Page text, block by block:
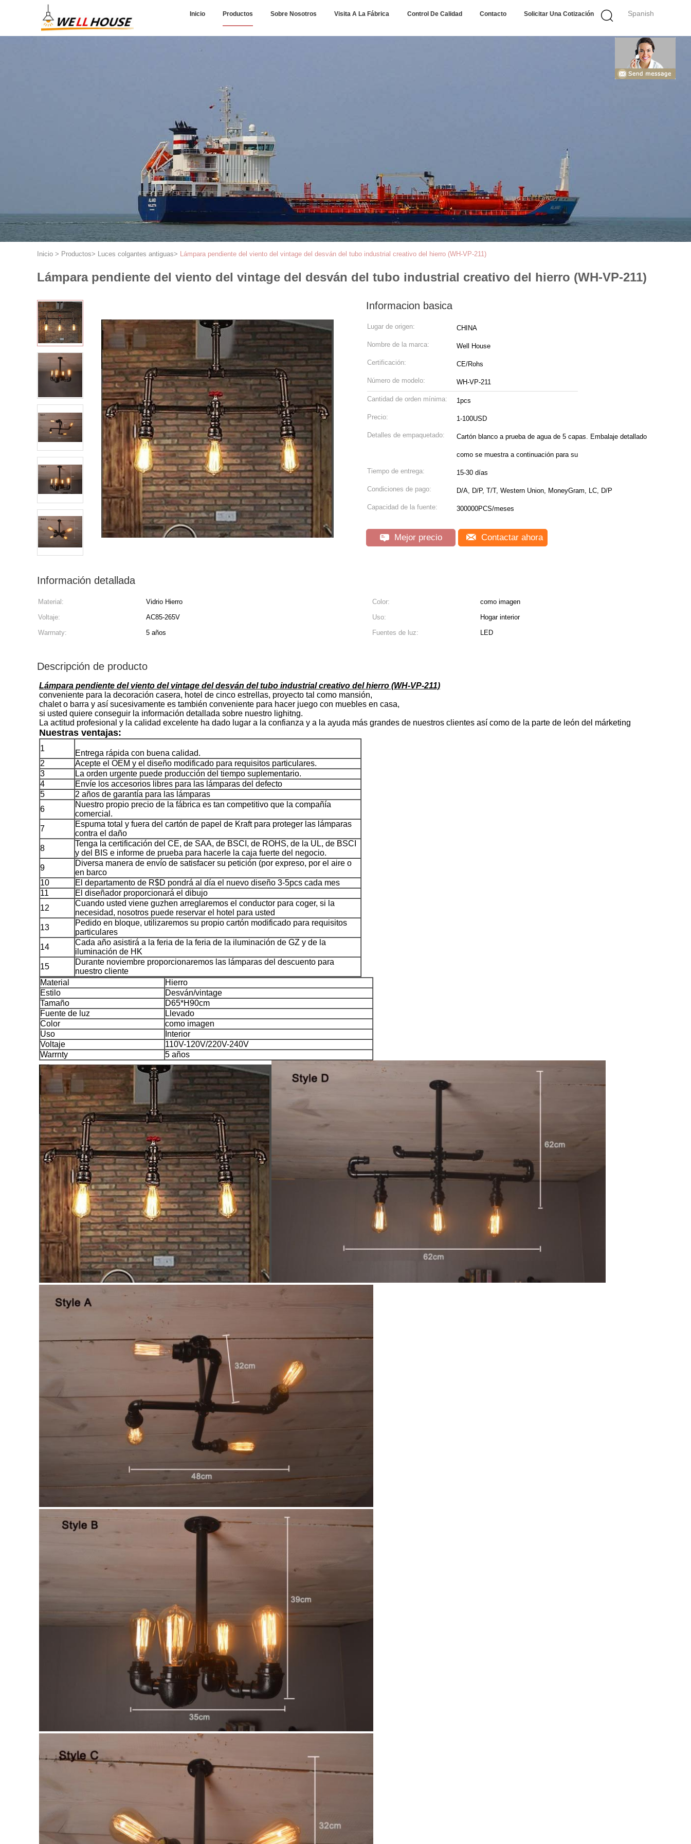
Spanish
Inicio Productos Sobre Nosotros Visita A La Fábrica Control De Calidad Contacto Solicitar Una Cotización
Inicio > Productos> Luces colgantes antiguas> Lámpara pendiente del viento del vintage del desván del tubo industrial creativo del hierro (WH-VP-211)
Lámpara pendiente del viento del vintage del desván del tubo industrial creativo del hierro (WH-VP-211)
Informacion basica
Lugar de origen: CHINA
Nombre de la marca: Well House
Certificación: CE/Rohs
Número de modelo: WH-VP-211
Cantidad de orden mínima: 1pcs
Precio: 1-100USD
Detalles de empaquetado: Cartón blanco a prueba de agua de 5 capas. Embalaje detallado
como se muestra a continuación para su
Tiempo de entrega: 15-30 días
Condiciones de pago: D/A, D/P, T/T, Western Union, MoneyGram, LC, D/P
Capacidad de la fuente: 300000PCS/meses
Mejor precio Contactar ahora
Información detallada
Material: Vidrio Hierro Color:
como imagen
Voltaje:
AC85-265V Uso:
Hogar interior
Warrnaty:
5 años Fuentes de luz: LED
Descripción de producto
Lámpara pendiente del viento del vintage del desván del tubo industrial creativo del hierro (WH-VP-211)
conveniente para la decoración casera, hotel de cinco estrellas, proyecto tal como mansión,
chalet o barra y así sucesivamente es también conveniente para hacer juego con muebles en casa,
si usted quiere conseguir la información detallada sobre nuestro lighitng.
La actitud profesional y la calidad excelente ha dado lugar a la confianza y a la ayuda más grandes de nuestros clientes así como de la parte de león del márketing
Nuestras ventajas:
1
Entrega rápida con buena calidad.
2
Acepte el OEM y el diseño modificado para requisitos particulares.
3
La orden urgente puede producción del tiempo suplementario.
4
Envíe los accesorios libres para las lámparas del defecto
5
2 años de garantía para las lámparas
6
Nuestro propio precio de la fábrica es tan competitivo que la compañía
comercial.
7
Espuma total y fuera del cartón de papel de Kraft para proteger las lámparas
contra el daño
8
Tenga la certificación del CE, de SAA, de BSCI, de ROHS, de la UL, de BSCI
y del BIS e informe de prueba para hacerle la caja fuerte del negocio.
9
Diversa manera de envío de satisfacer su petición (por expreso, por el aire o
en barco
10
El departamento de R$D pondrá al día el nuevo diseño 3-5pcs cada mes
11
El diseñador proporcionará el dibujo
12
Cuando usted viene guzhen arreglaremos el conductor para coger, si la
necesidad, nosotros puede reservar el hotel para usted
13
Pedido en bloque, utilizaremos su propio cartón modificado para requisitos
particulares
14
Cada año asistirá a la feria de la feria de la iluminación de GZ y de la
iluminación de HK
15
Durante noviembre proporcionaremos las lámparas del descuento para
nuestro cliente
Material
Hierro
Estilo
Desván/vintage
Tamaño
D65*H90cm
Fuente de luz
Llevado
Color
como imagen
Uso
Interior
Voltaje
110V-120V/220V-240V
Warrnty
5 años